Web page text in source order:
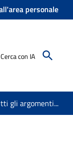
personale
Cerca con IA
gli argomenti...